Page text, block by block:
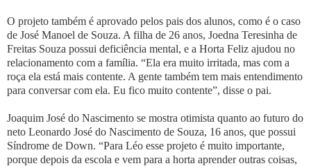
O projeto também é aprovado pelos pais dos alunos, como é o caso
de José Manoel de Souza. A filha de 26 anos, Joedna Teresinha de
Freitas Souza possui deficiência mental, e a Horta Feliz ajudou no
relacionamento com a família. “Ela era muito irritada, mas com a
roça ela está mais contente. A gente também tem mais entendimento
para conversar com ela. Eu fico muito contente”, disse o pai.
Joaquim José do Nascimento se mostra otimista quanto ao futuro do
neto Leonardo José do Nascimento de Souza, 16 anos, que possui
Síndrome de Down. “Para Léo esse projeto é muito importante,
porque depois da escola e vem para a horta aprender outras coisas,